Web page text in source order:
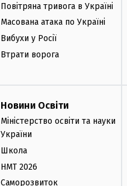
Повітряна тривога в Україні
Масована атака по Україні
Вибухи у Росії
Втрати ворога
Новини Освіти
Міністерство освіти та науки
України
Школа
НМТ 2026
Саморозвиток